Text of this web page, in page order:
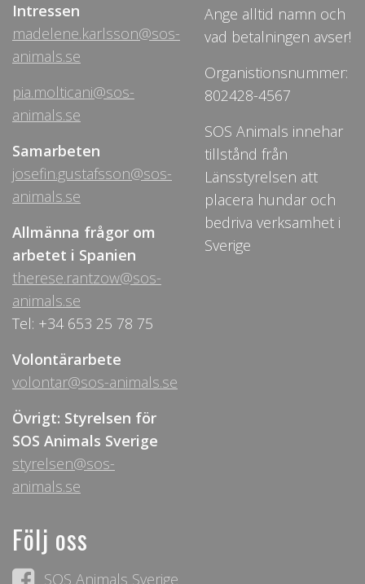
Intressen
madelene.karlsson@sos-
animals.se
pia.molticani@sos-
animals.se
Samarbeten
josefin.gustafsson@sos-
animals.se
Allmänna frågor om
arbetet i Spanien
therese.rantzow@sos-
animals.se
Tel: +34 653 25 78 75
Volontärarbete
volontar@sos-animals.se
Övrigt: Styrelsen för
SOS Animals Sverige
styrelsen@sos-
animals.se
Ange alltid namn och
vad betalningen avser!
Organistionsnummer:
802428-4567
SOS Animals innehar
tillstånd från
Länsstyrelsen att
placera hundar och
bedriva verksamhet i
Sverige
Följ oss
SOS Animals Sverige